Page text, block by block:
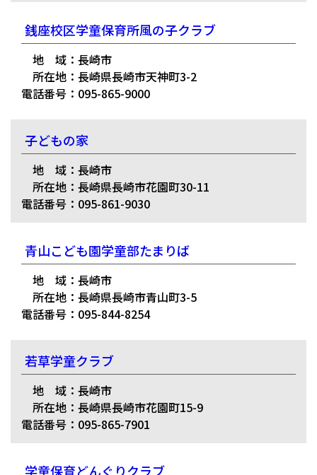
銭座校区学童保育所風の子クラブ
地 域：長崎市
所在地：長崎県長崎市天神町3-2
電話番号：095-865-9000
子どもの家
地 域：長崎市
所在地：長崎県長崎市花園町30-11
電話番号：095-861-9030
青山こども園学童部たまりば
地 域：長崎市
所在地：長崎県長崎市青山町3-5
電話番号：095-844-8254
若草学童クラブ
地 域：長崎市
所在地：長崎県長崎市花園町15-9
電話番号：095-865-7901
学童保育どんぐりクラブ